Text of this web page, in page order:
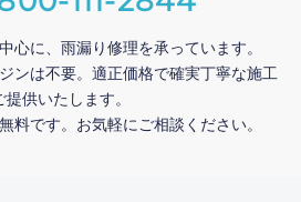
心に、雨漏り修理を承っています。
ンは不要。適正価格で確実丁寧な施工
提供いたします。
料です。お気軽にご相談ください。